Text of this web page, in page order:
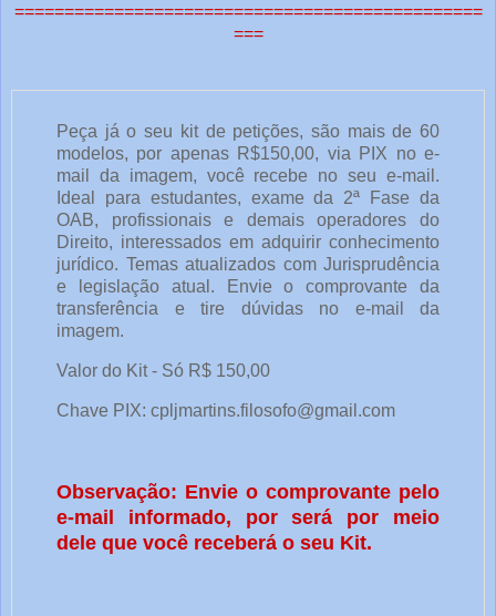
===============================================
===
Peça já o seu kit de petições, são mais de 60
modelos, por apenas R$150,00, via PIX no e-
mail da imagem, você recebe no seu e-mail.
Ideal para estudantes, exame da 2ª Fase da
OAB, profissionais e demais operadores do
Direito, interessados em adquirir conhecimento
jurídico. Temas atualizados com Jurisprudência
e legislação atual. Envie o comprovante da
transferência e tire dúvidas no e-mail da
imagem.
Valor do Kit - Só R$ 150,00
Chave PIX: cpljmartins.filosofo@gmail.com
Observação: Envie o comprovante pelo
e-mail informado, por será por meio
dele que você receberá o seu Kit.